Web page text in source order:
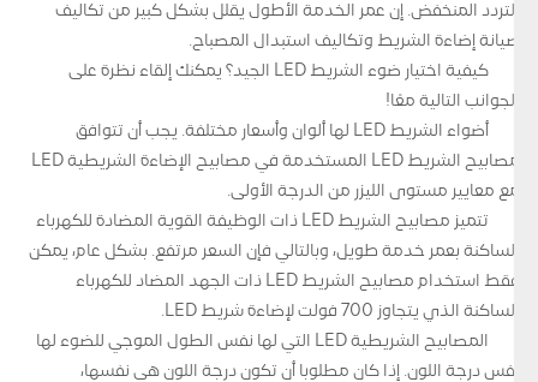
التردد المنخفض. إن عمر الخدمة الأطول يقلل بشكل كبير من تكاليف
صيانة إضاءة الشريط وتكاليف استبدال المصباح.
كيفية اختيار ضوء الشريط LED الجيد؟ يمكنك إلقاء نظرة على
الجوانب التالية معًا!
أضواء الشريط LED لها ألوان وأسعار مختلفة. يجب أن تتوافق
مصابيح الشريط LED المستخدمة في مصابيح الإضاءة الشريطية LED
مع معايير مستوى الليزر من الدرجة الأولى.
تتميز مصابيح الشريط LED ذات الوظيفة القوية المضادة للكهرباء
الساكنة بعمر خدمة طويل، وبالتالي فإن السعر مرتفع. بشكل عام، يمكن
فقط استخدام مصابيح الشريط LED ذات الجهد المضاد للكهرباء
الساكنة الذي يتجاوز 700 فولت لإضاءة شريط LED.
المصابيح الشريطية LED التي لها نفس الطول الموجي للضوء لها
نفس درجة اللون. إذا كان مطلوبا أن تكون درجة اللون هي نفسها،